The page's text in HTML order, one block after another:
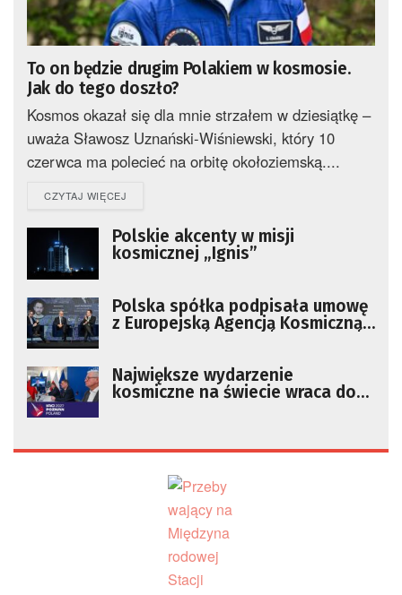
To on będzie drugim Polakiem w kosmosie.
Jak do tego doszło?
Kosmos okazał się dla mnie strzałem w dziesiątkę –
uważa Sławosz Uznański-Wiśniewski, który 10
czerwca ma polecieć na orbitę okołoziemską....
CZYTAJ WIĘCEJ
Polskie akcenty w misji
kosmicznej „Ignis”
Polska spółka podpisała umowę
z Europejską Agencją Kosmiczną.
Największe wydarzenie
kosmiczne na świecie wraca do